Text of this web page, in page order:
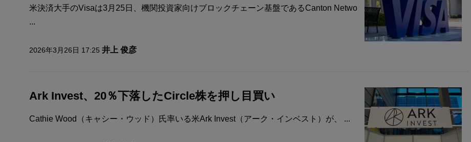
米決済大手のVisaは3月25日、機関投資家向けブロックチェーン基盤であるCanton Netwo
...
2026年3月26日 17:25 井上 俊彦
Ark Invest、20％下落したCircle株を押し目買い
Cathie Wood（キャシー・ウッド）氏率いる米Ark Invest（アーク・インベスト）が、 ...